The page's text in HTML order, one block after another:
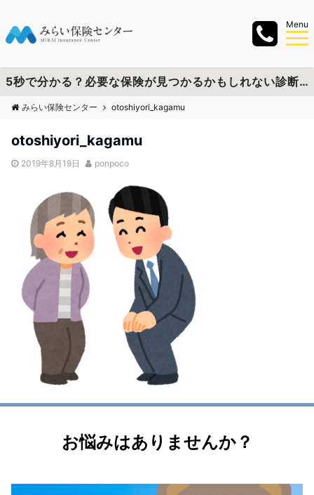
Menu
5秒で分かる？必要な保険が見つかるかもしれない診断チャートを作成しました
みらい保険センター otoshiyori_kagamu
otoshiyori_kagamu
2019年8月19日 ponpoco
お悩みはありませんか？